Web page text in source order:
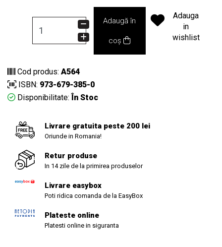
Adaugă în
coș
Adauga
in
wishlist
Cod produs: A564
ISBN: 973-679-385-0
Disponibilitate: În Stoc
Livrare gratuita peste 200 lei
Oriunde in Romania!
Retur produse
In 14 zile de la primirea produselor
Livrare easybox
Poti ridica comanda de la EasyBox
Plateste online
Platesti online in siguranta